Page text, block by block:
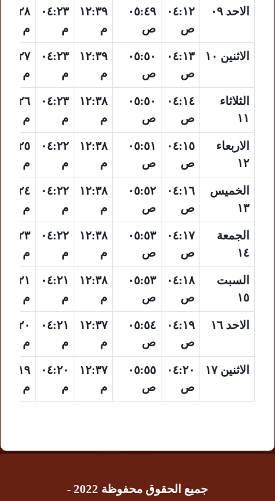
الاحد ٠٩
٠٤:١٢
ص
٠٥:٤٩
ص
١٢:٣٩
م
٠٤:٢٣
م
٠٧:٢٨
م
الاثنين ١٠
٠٤:١٣
ص
٠٥:٥٠
ص
١٢:٣٩
م
٠٤:٢٣
م
٠٧:٢٧
م
الثلاثاء
١١
٠٤:١٤
ص
٠٥:٥٠
ص
١٢:٣٨
م
٠٤:٢٣
م
٠٧:٢٦
م
الاربعاء
١٢
٠٤:١٥
ص
٠٥:٥١
ص
١٢:٣٨
م
٠٤:٢٢
م
٠٧:٢٥
م
الخميس
١٣
٠٤:١٦
ص
٠٥:٥٢
ص
١٢:٣٨
م
٠٤:٢٢
م
٠٧:٢٤
م
الجمعة
١٤
٠٤:١٧
ص
٠٥:٥٣
ص
١٢:٣٨
م
٠٤:٢٢
م
٠٧:٢٣
م
السبت
١٥
٠٤:١٨
ص
٠٥:٥٣
ص
١٢:٣٨
م
٠٤:٢١
م
٠٧:٢١
م
الاحد ١٦
٠٤:١٩
ص
٠٥:٥٤
ص
١٢:٣٧
م
٠٤:٢١
م
٠٧:٢٠
م
الاثنين ١٧
٠٤:٢٠
ص
٠٥:٥٥
ص
١٢:٣٧
م
٠٤:٢٠
م
٠٧:١٩
م
جميع الحقوق محفوظة 2022 -